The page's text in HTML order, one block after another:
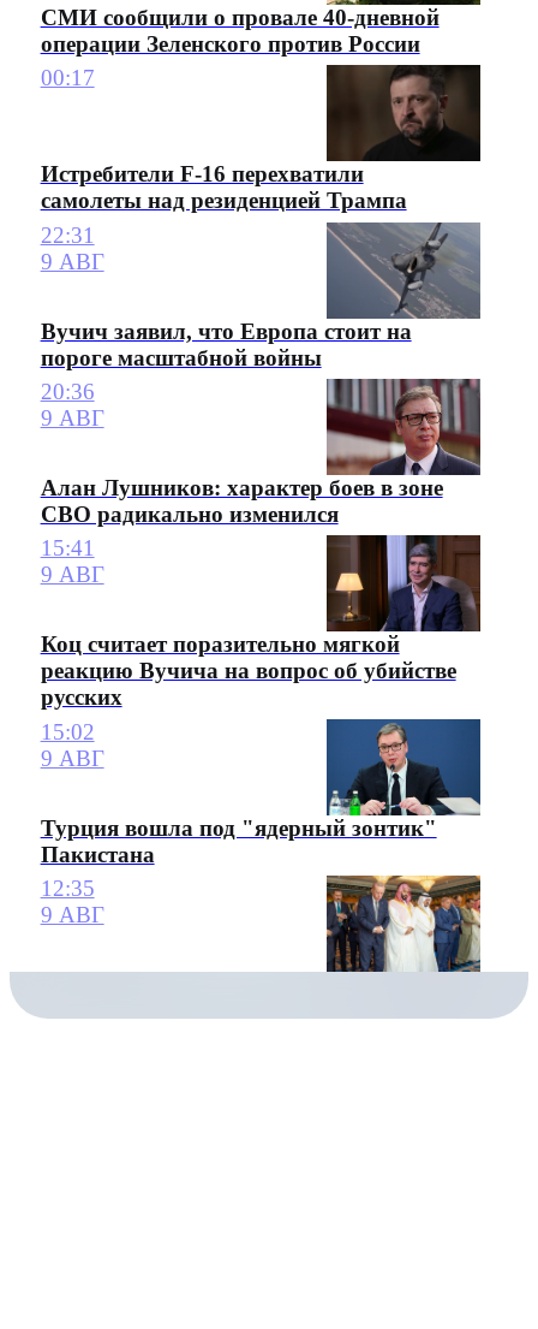
СМИ сообщили о провале 40-дневной
операции Зеленского против России
00:17
Истребители F-16 перехватили
самолеты над резиденцией Трампа
22:31
9 АВГ
Вучич заявил, что Европа стоит на
пороге масштабной войны
20:36
9 АВГ
Алан Лушников: характер боев в зоне
СВО радикально изменился
15:41
9 АВГ
Коц считает поразительно мягкой
реакцию Вучича на вопрос об убийстве
русских
15:02
9 АВГ
Турция вошла под "ядерный зонтик"
Пакистана
12:35
9 АВГ